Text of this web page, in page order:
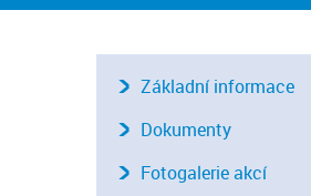
Základní informace
Dokumenty
Fotogalerie akcí